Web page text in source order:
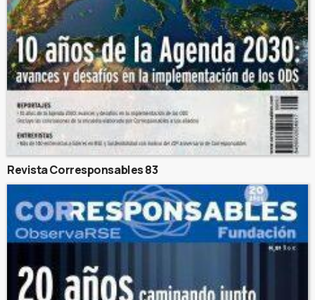
Revista Corresponsables 83